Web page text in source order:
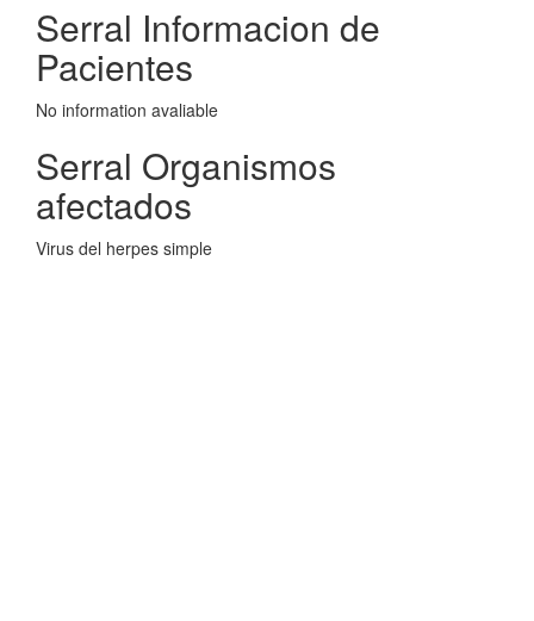
Serral Informacion de
Pacientes
No information avaliable
Serral Organismos
afectados
Virus del herpes simple